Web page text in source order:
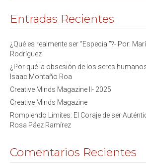
Entradas Recientes
¿Qué es realmente ser “Especial”?- Por:
Rodríguez
¿Por qué la obsesión de los seres
Isaac Montaño Roa
Creative Minds Magazine II- 2025
Creative Minds Magazine
Rompiendo Límites: El Coraje de ser
Rosa Páez Ramírez
Comentarios Recientes